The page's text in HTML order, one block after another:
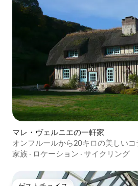
マレ・ヴェルニエの一軒家
オンフルールから20キロの美しい
家族 · ロケーション · サイクリング